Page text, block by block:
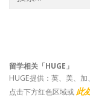
索：
留学相关「HUGE」
HUGE提供：英、美、
点击下方红色区域或此